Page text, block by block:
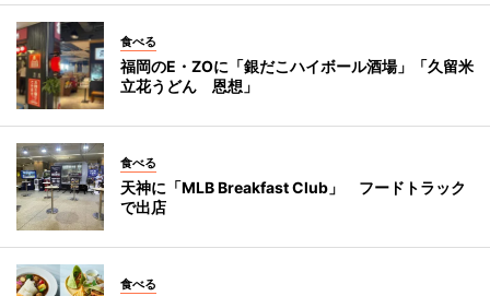
食べる
福岡のE・ZOに「銀だこハイボール酒場」「久留米
立花うどん 恩想」
食べる
天神に「MLB Breakfast Club」 フードトラック
で出店
食べる